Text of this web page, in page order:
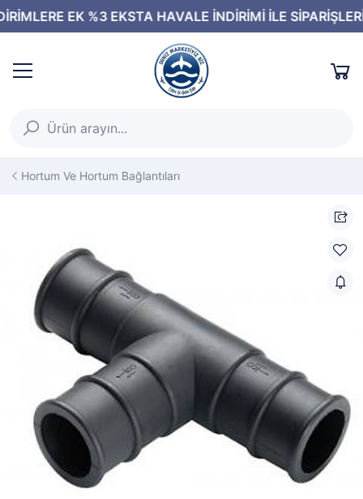
Hortum Ve Hortum Bağlantıları